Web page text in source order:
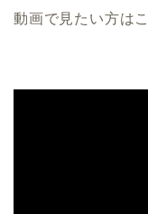
動画で見たい方は